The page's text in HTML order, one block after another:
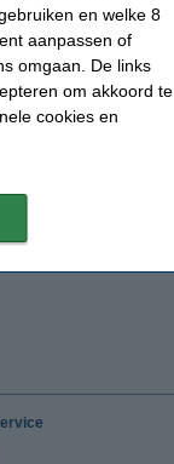
en welke 8
aanpassen of
omgaan. De links
om akkoord te
cookies en